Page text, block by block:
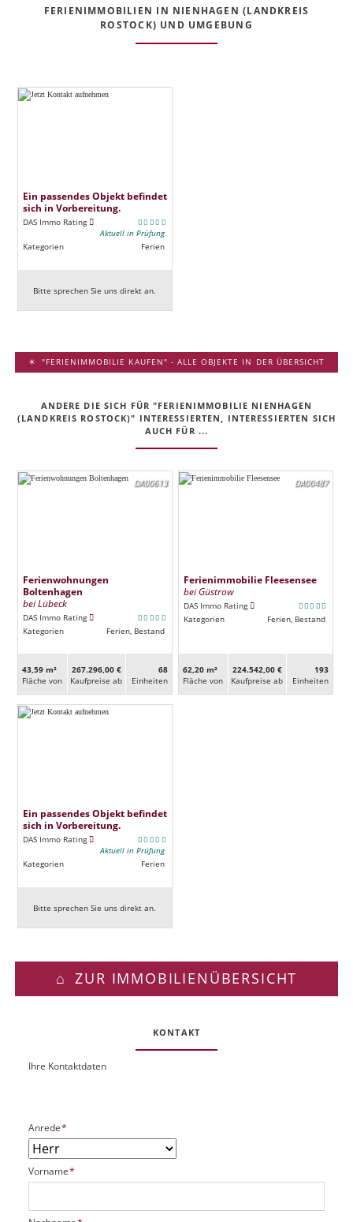
FERIENIMMOBILIEN IN NIENHAGEN (LANDKREIS
ROSTOCK) UND UMGEBUNG
Ein passendes Objekt befindet
sich in Vorbereitung.
DAS Immo Rating
Aktuell in Prüfung
Kategorien
Ferien
Bitte sprechen Sie uns direkt an.
"FERIENIMMOBILIE KAUFEN" - ALLE OBJEKTE IN DER ÜBERSICHT
ANDERE DIE SICH FÜR "FERIENIMMOBILIE NIENHAGEN
(LANDKREIS ROSTOCK)" INTERESSIERTEN, INTERESSIERTEN SICH
AUCH FÜR ...
DA00613
Ferienwohnungen
Boltenhagen
bei Lübeck
DAS Immo Rating
Kategorien
Ferien, Bestand
43,59 m²
Fläche von
267.296,00 €
Kaufpreise ab
68
Ein­heiten
DA00487
Ferienimmobilie Fleesensee
bei Güstrow
DAS Immo Rating
Kategorien
Ferien, Bestand
62,20 m²
Fläche von
224.542,00 €
Kaufpreise ab
193
Ein­heiten
Ein passendes Objekt befindet
sich in Vorbereitung.
DAS Immo Rating
Aktuell in Prüfung
Kategorien
Ferien
Bitte sprechen Sie uns direkt an.
ZUR IMMOBILIENÜBERSICHT
KONTAKT
O
k
P
t
UIhre Kontaktdaten
P
f
l
i
c
t
Anrede*
P
f
i
Vorname*